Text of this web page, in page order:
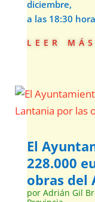
diciembre,
a las 18:30
leer más
El
228.000
obras del
por Adrián Gil